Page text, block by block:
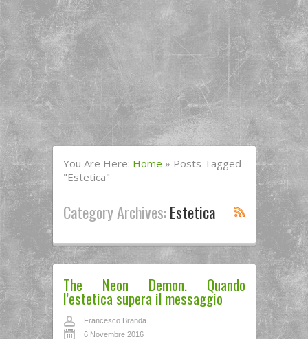
You Are Here: Home » Posts Tagged
"estetica"
Category Archives:Estetica
The Neon Demon. Quando
l’estetica supera il messaggio
Francesco Branda
6 Novembre 2016